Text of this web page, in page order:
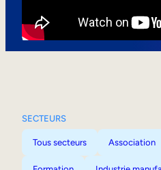
SECTEURS
Tous secteurs Association